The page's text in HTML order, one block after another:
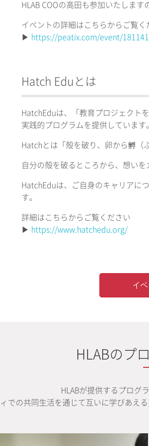
HLAB COOの高田も参加いたします
イベントの詳細はこちらからご覧く
▶︎ https://peatix.com/event/
Hatch Eduとは
HatchEduは、「教育プロジェクト
実践的プログラムを提供しています
Hatchとは「殻を破り、卵から孵（
自分の殻を破るところから、想い
HatchEduは、ご自身のキャリアに
す。
詳細はこちらからご覧ください
▶︎ https://www.hatchedu.org/
イ
HLABのプ
HLABが提供するプログ
での共同生活を通じて互いに学びあえ